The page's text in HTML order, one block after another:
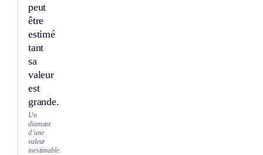
peut
être
estimé
tant
sa
valeur
est
grande.
Un
diamant
d’une
valeur
inestimable.